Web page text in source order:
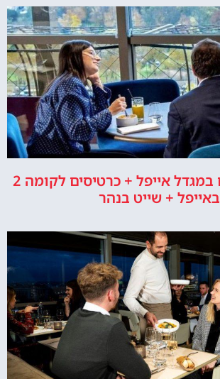
ארוחת צהריים במגדל אייפל + כרטיסים לקומה 2
באייפל + שייט בנהר